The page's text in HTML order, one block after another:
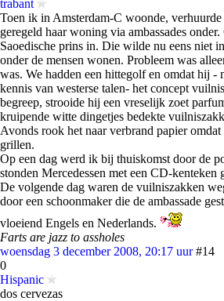
trabant
Toen ik in Amsterdam-C woonde,
geregeld haar woning via ambassades onder.
Saoedische prins in. Die wilde nu eens niet
onder de mensen wonen. Probleem was
was. We hadden een hittegolf en omdat hij -
kennis van westerse talen- het concept
begreep, strooide hij een vreselijk zoet
kruipende witte dingetjes bedekte
Avonds rook het naar verbrand papier
grillen.
Op een dag werd ik bij thuiskomst door de
stonden Mercedessen met een CD-kenteken
De volgende dag waren de vuilniszakken
door een schoonmaker die de ambassade
vloeiend Engels en Nederlands.
Farts are jazz to assholes
woensdag 3 december 2008, 20:17 uur #14
0
Hispanic
dos cervezas